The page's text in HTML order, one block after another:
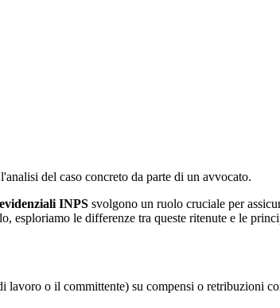
del caso concreto da parte di un avvocato.
INPS svolgono un ruolo cruciale per
le differenze tra queste ritenute e le
lavoro o il committente) su compensi o retribuzioni